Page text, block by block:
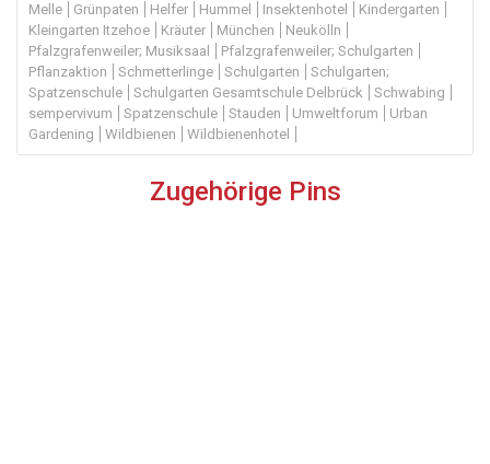
Melle
Grünpaten Helfer Hummel Insektenhotel
Kindergarten
Kleingarten Itzehoe
Kräuter München
Neukölln
Pfalzgrafenweiler; Musiksaal
Pfalzgrafenweiler; Schulgarten
Pflanzaktion
Schmetterlinge Schulgarten
Schulgarten;
Spatzenschule
Schulgarten Gesamtschule Delbrück
Schwabing
sempervivum
Spatzenschule Stauden Umweltforum
Urban
Gardening
Wildbienen Wildbienenhotel
Zugehörige Pins